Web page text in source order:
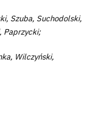
Szuba, Suchodolski,
Paprzycki;
Wilczyński,